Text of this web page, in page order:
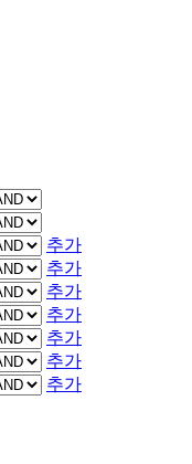
추가
추가
추가
추가
추가
추가
추가